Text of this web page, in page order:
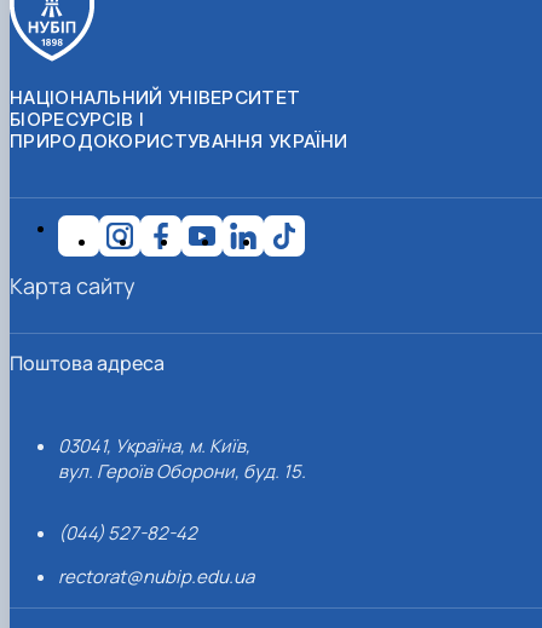
НАЦІОНАЛЬНИЙ УНІВЕРСИТЕТ
БІОРЕСУРСІВ І
ПРИРОДОКОРИСТУВАННЯ УКРАЇНИ
Поштова адреса
03041, Україна, м. Київ,
вул. Героїв Оборони, буд. 15.
(044) 527-82-42
rectorat@nubip.edu.ua
Карта сайту